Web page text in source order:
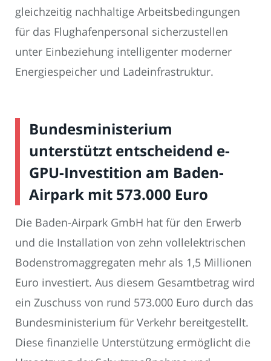
gleichzeitig nachhaltige Arbeitsbedingungen
für das Flughafenpersonal sicherzustellen
unter Einbeziehung intelligenter moderner
Energiespeicher und Ladeinfrastruktur.
Bundesministerium
unterstützt entscheidend e-
GPU-Investition am Baden-
Airpark mit 573.000 Euro
Die Baden-Airpark GmbH hat für den Erwerb
und die Installation von zehn vollelektrischen
Bodenstromaggregaten mehr als 1,5 Millionen
Euro investiert. Aus diesem Gesamtbetrag wird
ein Zuschuss von rund 573.000 Euro durch das
Bundesministerium für Verkehr bereitgestellt.
Diese finanzielle Unterstützung ermöglicht die